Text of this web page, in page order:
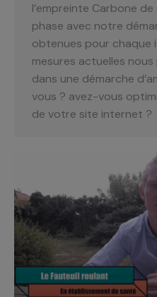
l’empreinte Carbone
phase avec notre
obtenues pour chaque
mesures actuelles
dans une démarche
vous ? avez-vous
de votre site internet ?